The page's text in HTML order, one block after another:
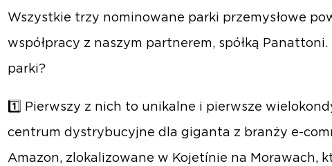
Wszystkie trzy nominowane parki przemysłowe
współpracy z naszym partnerem, spółką
parki?
1️⃣ Pierwszy z nich to unikalne i pierwsze
centrum dystrybucyjne dla giganta z branży e-
Amazon, zlokalizowane w Kojetínie na Morawach,